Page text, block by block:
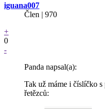
iguana007
Člen | 970
+
0
-
Panda napsal(a):
Tak už máme i číslíčko s
řetězců: